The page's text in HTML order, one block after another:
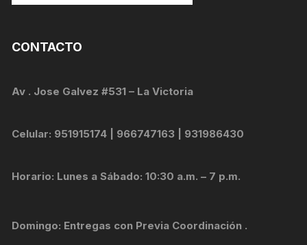
CONTACTO
Av . Jose Galvez #531 – La Victoria
Celular: 951915174 | 966747163 | 931986430
Horario: Lunes a Sábado: 10:30 a.m. – 7 p.m.
Domingo: Entregas con Previa Coordinación .